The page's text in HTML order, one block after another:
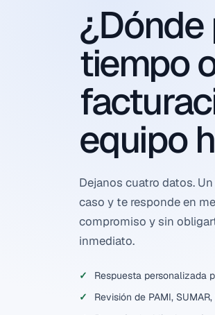
¿Dónde
tiempo
equipo
Dejanos cuatro datos.
caso y te responde en
compromiso y sin
inmediato.
Respuesta personalizada
Revisión de PAMI,